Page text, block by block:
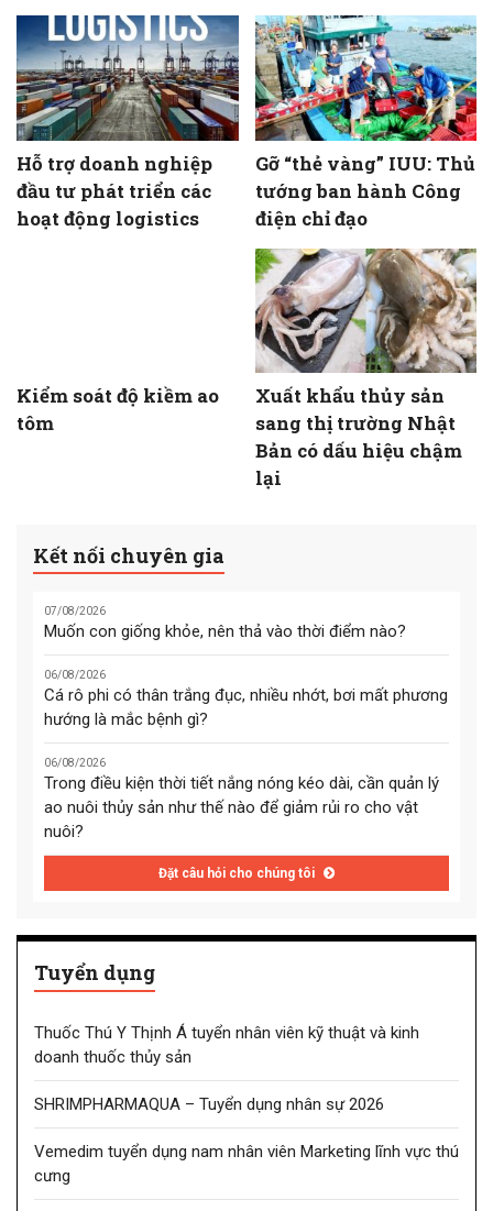
Hỗ trợ doanh nghiệp
đầu tư phát triển các
hoạt động logistics
Gỡ “thẻ vàng” IUU: Thủ
tướng ban hành Công
điện chỉ đạo
Kiểm soát độ kiềm ao
tôm
Xuất khẩu thủy sản
sang thị trường Nhật
Bản có dấu hiệu chậm
lại
Kết nối chuyên gia
07/08/2026
Muốn con giống khỏe, nên thả vào thời điểm nào?
06/08/2026
Cá rô phi có thân trắng đục, nhiều nhớt, bơi mất phương
hướng là mắc bệnh gì?
06/08/2026
Trong điều kiện thời tiết nắng nóng kéo dài, cần quản lý
ao nuôi thủy sản như thế nào để giảm rủi ro cho vật
nuôi?
Đặt câu hỏi cho chúng tôi
Tuyển dụng
Thuốc Thú Y Thịnh Á tuyển nhân viên kỹ thuật và kinh
doanh thuốc thủy sản
SHRIMPHARMAQUA – Tuyển dụng nhân sự 2026
Vemedim tuyển dụng nam nhân viên Marketing lĩnh vực thú
cưng